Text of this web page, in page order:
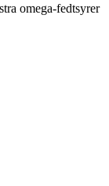
omega-fedtsyrer